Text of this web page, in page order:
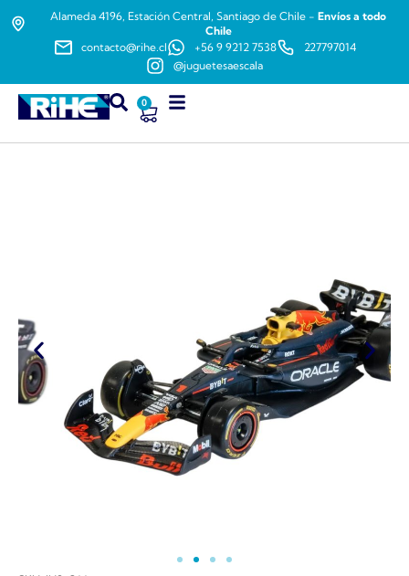
Alameda 4196, Estación Central, Santiago de Chile - Envíos a todo
Chile
contacto@rihe.cl
+56 9 9212 7538
227797014
@juguetesaescala
0